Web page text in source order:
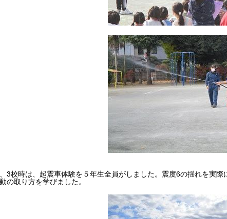
3校時は、起震車体験を５年生全員がしました。震度6の揺れを実
の取り方を学びました。